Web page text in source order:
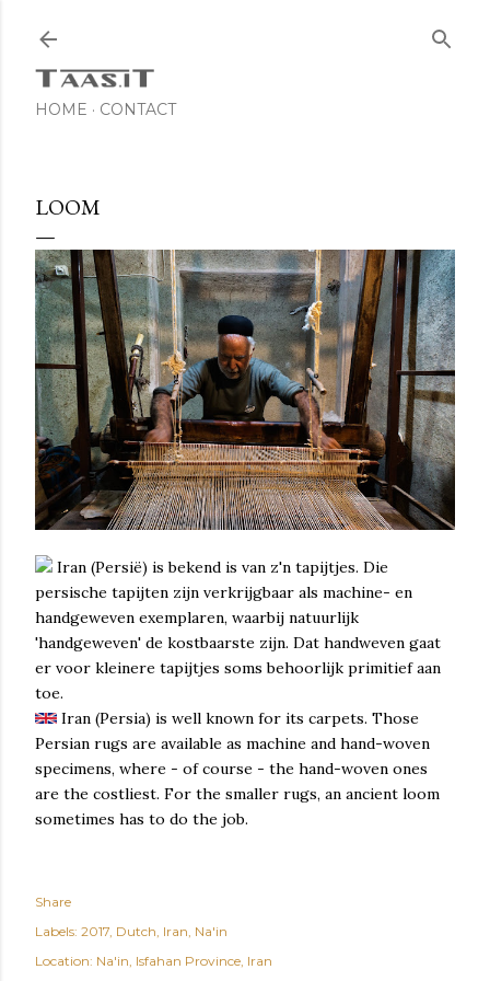
HOME CONTACT
LOOM
Iran (Persië) is bekend is van z'n tapijtjes. Die
persische tapijten zijn verkrijgbaar als machine- en
handgeweven exemplaren, waarbij natuurlijk
'handgeweven' de kostbaarste zijn. Dat handweven gaat
er voor kleinere tapijtjes soms behoorlijk primitief aan
toe.
Iran (Persia) is well known for its carpets. Those
Persian rugs are available as machine and hand-woven
specimens, where - of course - the hand-woven ones
are the costliest. For the smaller rugs, an ancient loom
sometimes has to do the job.
Share
Labels: 2017 Dutch Iran Na'in
Location: Na'in, Isfahan Province, Iran